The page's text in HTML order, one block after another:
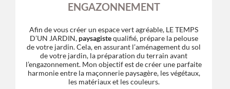
ENGAZONNEMENT
Afin de vous créer un espace vert agréable, LE TEMPS
D’UN JARDIN, paysagistequalifié, prépare la pelouse
de votre jardin. Cela, en assurant l’aménagement du sol
de votre jardin, la préparation du terrain avant
l’engazonnement. Mon objectif est de créer une parfaite
harmonie entre la maçonnerie paysagère, les végétaux,
les matériaux et les couleurs.